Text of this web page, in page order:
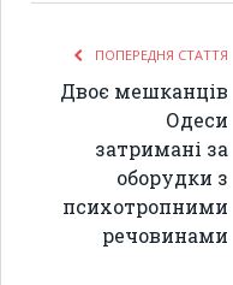
ПОПЕРЕДНЯ СТАТТЯ
Двоє мешканців
Одеси
затримані за
оборудки з
психотропними
речовинами